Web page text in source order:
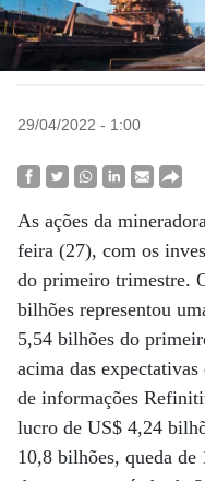
29/04/2022 - 1:00
As ações da
feira (27), com os
do primeiro trimestre.
bilhões representou
5,54 bilhões do
acima das
de informações
lucro de US$ 4,24
10,8 bilhões, queda